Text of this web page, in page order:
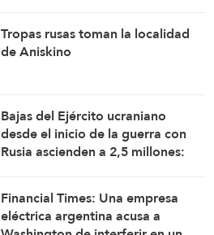
asedio por asedio y escalada por
escalada
Tropas rusas toman la localidad
de Aniskino
Bajas del Ejército ucraniano
desde el inicio de la guerra con
Rusia ascienden a 2,5 millones:
Financial Times: Una empresa
eléctrica argentina acusa a